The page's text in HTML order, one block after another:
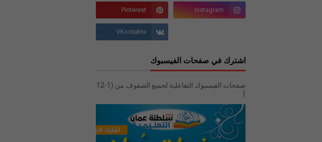
اشترك في صفحات الفيسبوك
صفحات الفيسبوك التفاعلية لجميع الصفوف من (1-12
)